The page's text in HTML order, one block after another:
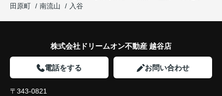
田原町
南流山 入谷
株式会社ドリームオン不動産 越谷店
電話をする お問い合わせ
〒343-0821